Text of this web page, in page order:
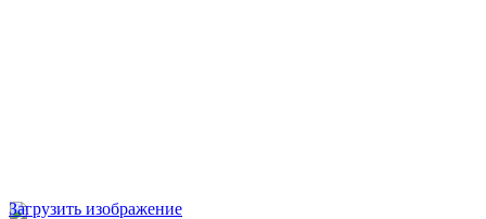
Загрузить изображение